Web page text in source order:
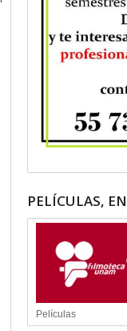
PELÍCULAS,
Películas